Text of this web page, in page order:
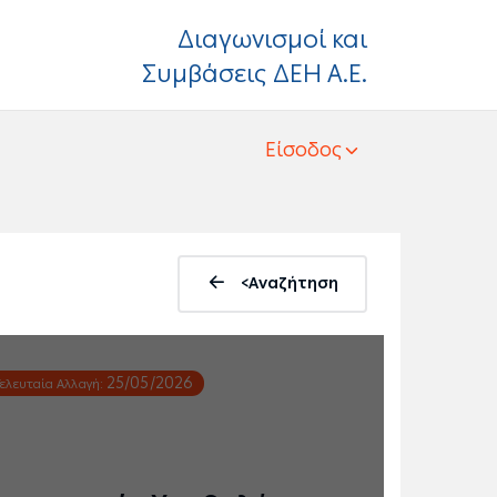
Διαγωνισμοί και
Συμβάσεις ΔΕΗ Α.Ε.
Είσοδος
<Αναζήτηση
Αλλαγή: 25/05/2026